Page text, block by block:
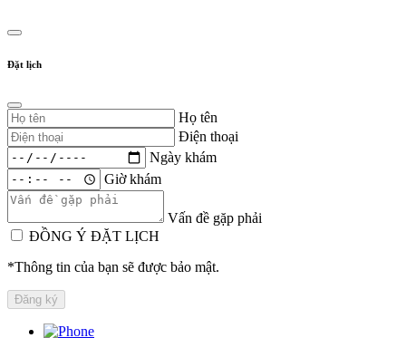
Đặt lịch
Họ tên
Điện thoại
Ngày khám
Giờ khám
Vấn đề gặp phải
ĐỒNG Ý ĐẶT LỊCH
*Thông tin của bạn sẽ được bảo mật.